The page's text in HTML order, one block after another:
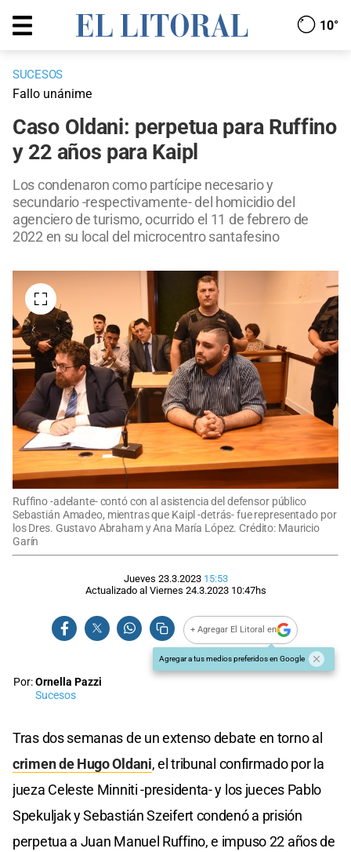
10°
SUCESOS
Fallo unánime
Caso Oldani: perpetua para Ruffino
y 22 años para Kaipl
Los condenaron como partícipe necesario y
secundario -respectivamente- del homicidio del
agenciero de turismo, ocurrido el 11 de febrero de
2022 en su local del microcentro santafesino
Ruffino -adelante- contó con al asistencia del defensor público
Sebastián Amadeo, mientras que Kaipl -detrás- fue representado por
los Dres. Gustavo Abraham y Ana María López. Crédito: Mauricio
Garín
Jueves 23.3.2023 15:53
Actualizado al Viernes 24.3.2023 10:47hs
+ Agregar El Litoral en
Agregar a tus medios preferidos en Google
Por:Ornella Pazzi
Sucesos
Tras dos semanas de un extenso debate en torno al
crimen de Hugo Oldani, el tribunal confirmado por la
jueza Celeste Minniti -presidenta- y los jueces Pablo
Spekuljak y Sebastián Szeifert condenó a prisión
perpetua a Juan Manuel Ruffino, e impuso 22 años de